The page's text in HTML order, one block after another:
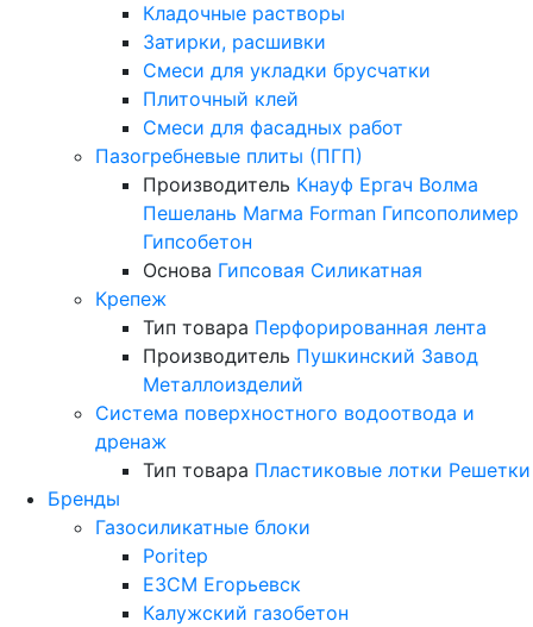
Кладочные растворы
Затирки, расшивки
Смеси для укладки брусчатки
Плиточный клей
Смеси для фасадных работ
Пазогребневые плиты (ПГП)
Производитель Кнауф Ергач Волма
Пешелань Магма Forman Гипсополимер
Гипсобетон
Основа Гипсовая Силикатная
Крепеж
Тип товара Перфорированная лента
Производитель Пушкинский Завод
Металлоизделий
Система поверхностного водоотвода и
дренаж
Тип товара Пластиковые лотки Решетки
Бренды
Газосиликатные блоки
Poritep
ЕЗСМ Егорьевск
Калужский газобетон